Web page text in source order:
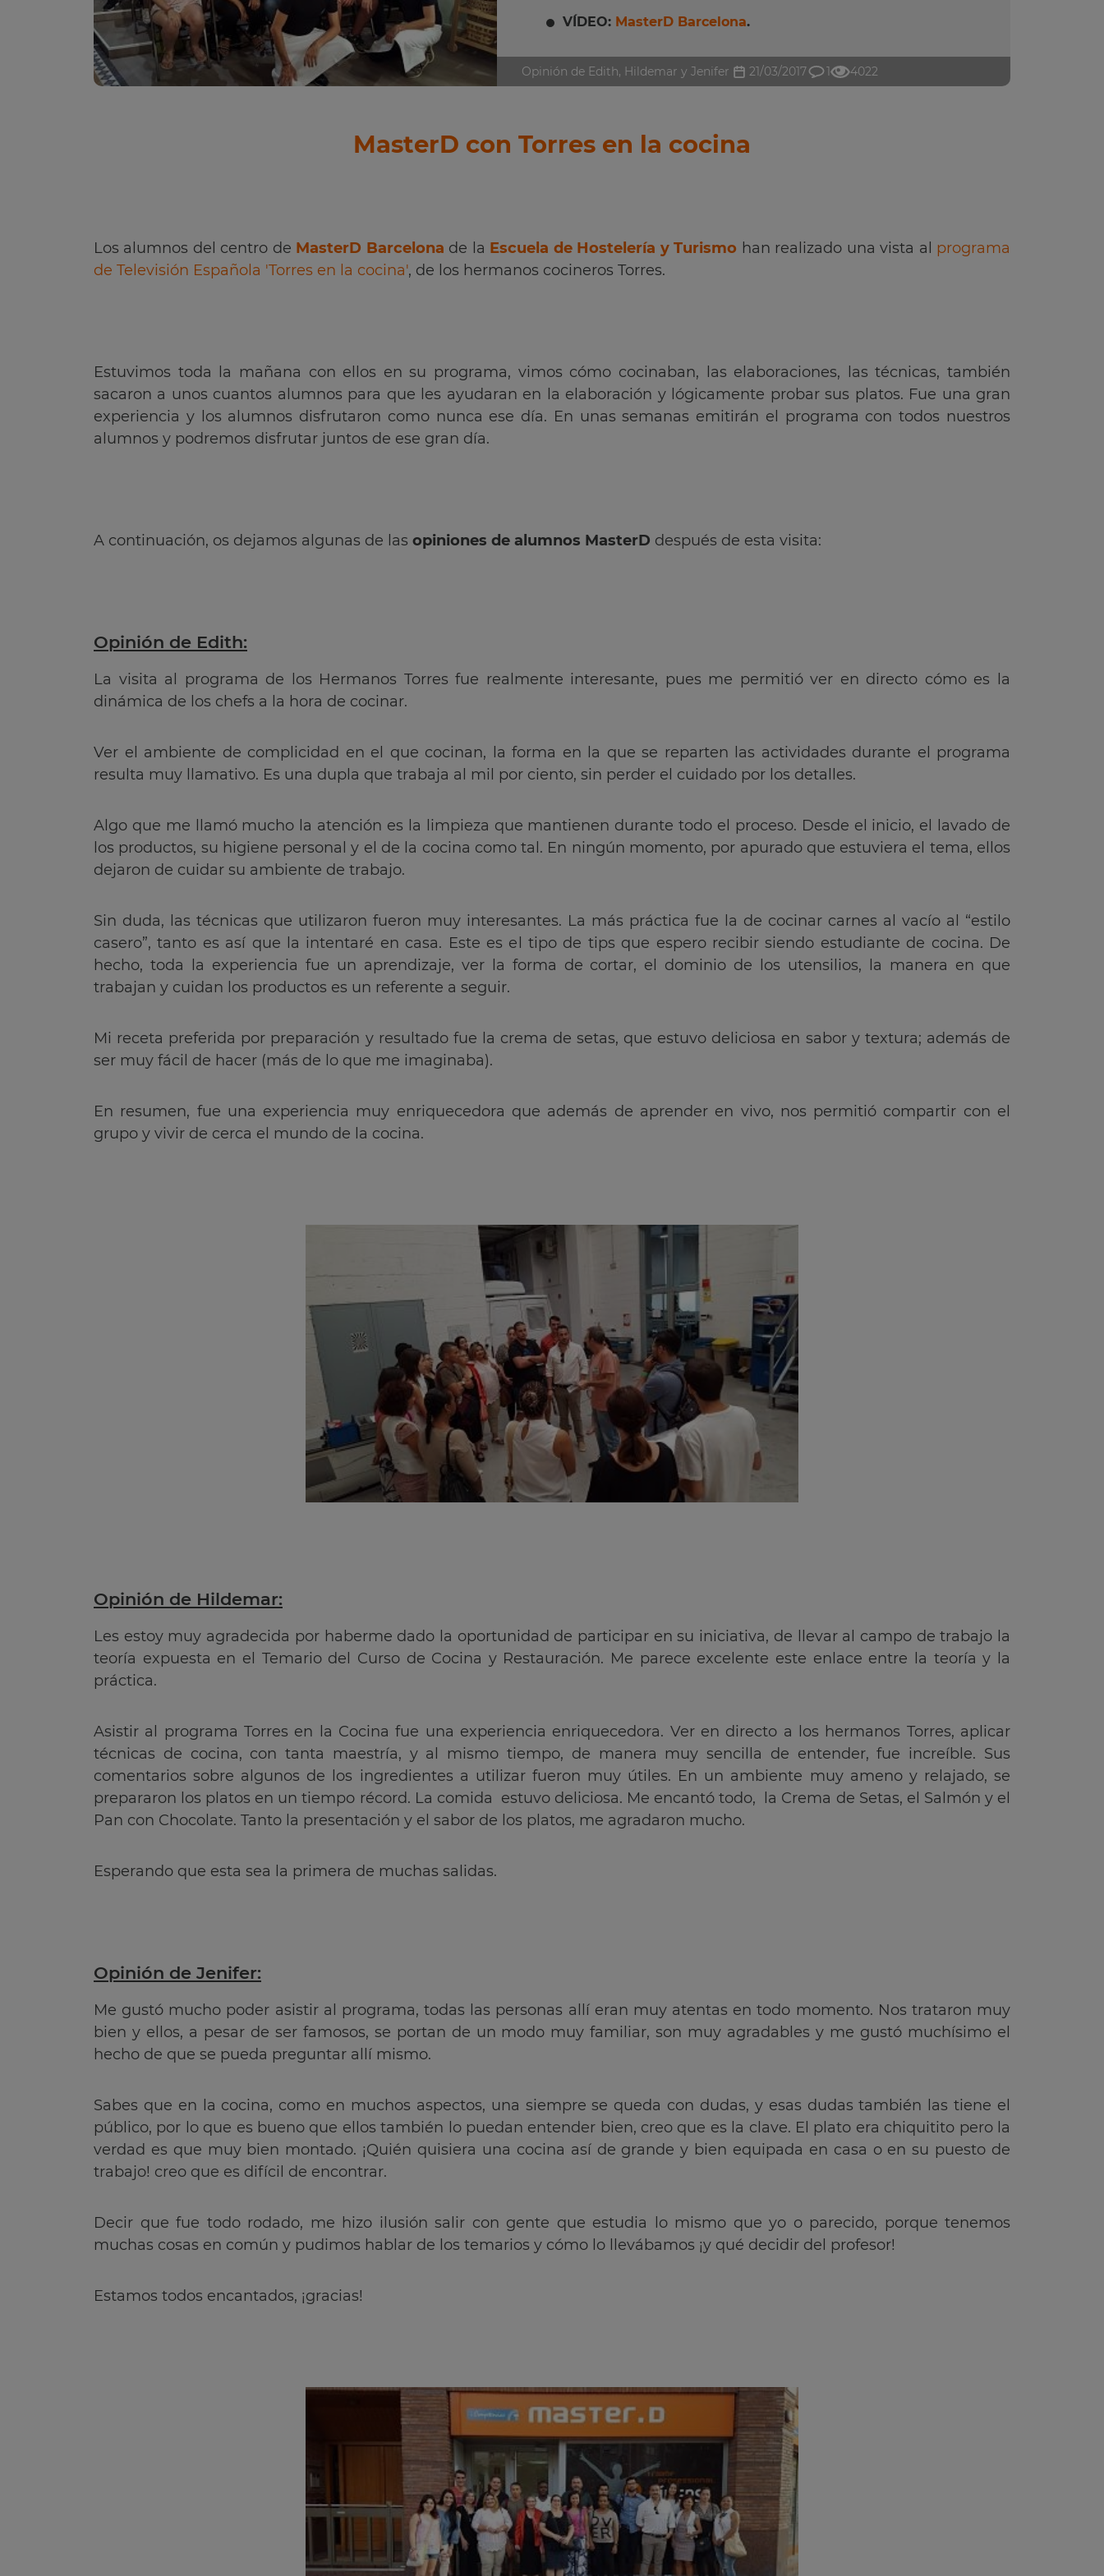
VÍDEO: MasterD Barcelona.
Opinión de Edith, Hildemar y Jenifer 21/03/2017 1 4022
MasterD con Torres en la cocina
Los alumnos del centro de MasterD Barcelona de la Escuela de Hostelería y Turismo han realizado una vista al programa
de Televisión Española 'Torres en la cocina', de los hermanos cocineros Torres.
Estuvimos toda la mañana con ellos en su programa, vimos cómo cocinaban, las elaboraciones, las técnicas, también
sacaron a unos cuantos alumnos para que les ayudaran en la elaboración y lógicamente probar sus platos. Fue una gran
experiencia y los alumnos disfrutaron como nunca ese día. En unas semanas emitirán el programa con todos nuestros
alumnos y podremos disfrutar juntos de ese gran día.
A continuación, os dejamos algunas de las opiniones de alumnos MasterD después de esta visita:
Opinión de Edith:
La visita al programa de los Hermanos Torres fue realmente interesante, pues me permitió ver en directo cómo es la
dinámica de los chefs a la hora de cocinar.
Ver el ambiente de complicidad en el que cocinan, la forma en la que se reparten las actividades durante el programa
resulta muy llamativo. Es una dupla que trabaja al mil por ciento, sin perder el cuidado por los detalles.
Algo que me llamó mucho la atención es la limpieza que mantienen durante todo el proceso. Desde el inicio, el lavado de
los productos, su higiene personal y el de la cocina como tal. En ningún momento, por apurado que estuviera el tema, ellos
dejaron de cuidar su ambiente de trabajo.
Sin duda, las técnicas que utilizaron fueron muy interesantes. La más práctica fue la de cocinar carnes al vacío al “estilo
casero”, tanto es así que la intentaré en casa. Este es el tipo de tips que espero recibir siendo estudiante de cocina. De
hecho, toda la experiencia fue un aprendizaje, ver la forma de cortar, el dominio de los utensilios, la manera en que
trabajan y cuidan los productos es un referente a seguir.
Mi receta preferida por preparación y resultado fue la crema de setas, que estuvo deliciosa en sabor y textura; además de
ser muy fácil de hacer (más de lo que me imaginaba).
En resumen, fue una experiencia muy enriquecedora que además de aprender en vivo, nos permitió compartir con el
grupo y vivir de cerca el mundo de la cocina.
Opinión de Hildemar:
Les estoy muy agradecida por haberme dado la oportunidad de participar en su iniciativa, de llevar al campo de trabajo la
teoría expuesta en el Temario del Curso de Cocina y Restauración. Me parece excelente este enlace entre la teoría y la
práctica.
Asistir al programa Torres en la Cocina fue una experiencia enriquecedora. Ver en directo a los hermanos Torres, aplicar
técnicas de cocina, con tanta maestría, y al mismo tiempo, de manera muy sencilla de entender, fue increíble. Sus
comentarios sobre algunos de los ingredientes a utilizar fueron muy útiles. En un ambiente muy ameno y relajado, se
prepararon los platos en un tiempo récord. La comida estuvo deliciosa. Me encantó todo, la Crema de Setas, el Salmón y el
Pan con Chocolate. Tanto la presentación y el sabor de los platos, me agradaron mucho.
Esperando que esta sea la primera de muchas salidas.
Opinión de Jenifer:
Me gustó mucho poder asistir al programa, todas las personas allí eran muy atentas en todo momento. Nos trataron muy
bien y ellos, a pesar de ser famosos, se portan de un modo muy familiar, son muy agradables y me gustó muchísimo el
hecho de que se pueda preguntar allí mismo.
Sabes que en la cocina, como en muchos aspectos, una siempre se queda con dudas, y esas dudas también las tiene el
público, por lo que es bueno que ellos también lo puedan entender bien, creo que es la clave. El plato era chiquitito pero la
verdad es que muy bien montado. ¡Quién quisiera una cocina así de grande y bien equipada en casa o en su puesto de
trabajo! creo que es difícil de encontrar.
Decir que fue todo rodado, me hizo ilusión salir con gente que estudia lo mismo que yo o parecido, porque tenemos
muchas cosas en común y pudimos hablar de los temarios y cómo lo llevábamos ¡y qué decidir del profesor!
Estamos todos encantados, ¡gracias!